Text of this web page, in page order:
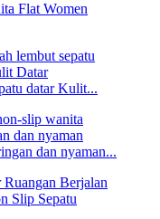
Flat Women
datar Kulit...
dan nyaman...